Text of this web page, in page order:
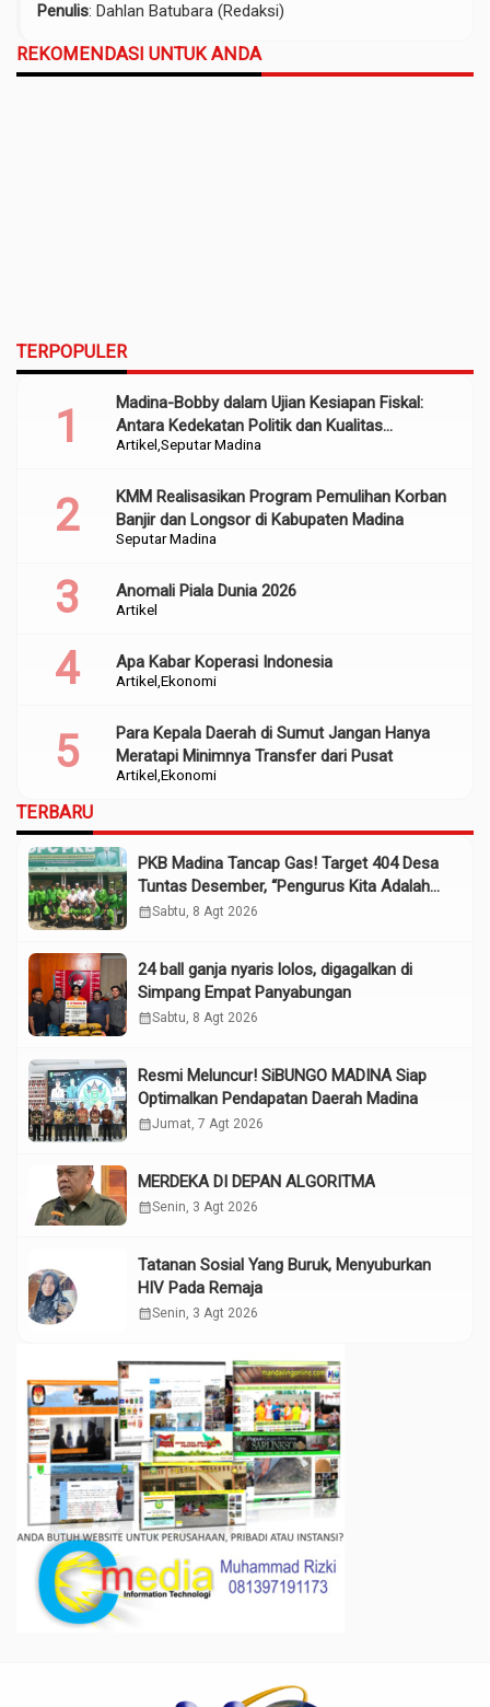
Penulis: Dahlan Batubara (Redaksi)
REKOMENDASI UNTUK ANDA
TERPOPULER
Artikel Seputar Madina
Madina-Bobby dalam Ujian Kesiapan Fiskal:
Antara Kedekatan Politik dan Kualitas
Perencanaan
Seputar Madina
KMM Realisasikan Program Pemulihan Korban
Banjir dan Longsor di Kabupaten Madina
Artikel
Anomali Piala Dunia 2026
Artikel Ekonomi
Apa Kabar Koperasi Indonesia
Artikel Ekonomi
Para Kepala Daerah di Sumut Jangan Hanya
Meratapi Minimnya Transfer dari Pusat
TERBARU
PKB Madina Tancap Gas! Target 404 Desa
Tuntas Desember, “Pengurus Kita Adalah
Tokoh”
calendar_monthSabtu, 8 Agt 2026
24 ball ganja nyaris lolos, digagalkan di
Simpang Empat Panyabungan
calendar_monthSabtu, 8 Agt 2026
Resmi Meluncur! SiBUNGO MADINA Siap
Optimalkan Pendapatan Daerah Madina
calendar_monthJumat, 7 Agt 2026
MERDEKA DI DEPAN ALGORITMA
calendar_monthSenin, 3 Agt 2026
Tatanan Sosial Yang Buruk, Menyuburkan
HIV Pada Remaja
calendar_monthSenin, 3 Agt 2026